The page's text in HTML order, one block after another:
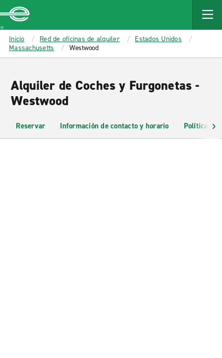
MAIN
CONTENT
Enterprise
Inicio Red de oficinas de alquiler
Estados Unidos
Massachusetts
Westwood
Alquiler de Coches y Furgonetas -
Westwood
Reservar Información de contacto y horario Políticas